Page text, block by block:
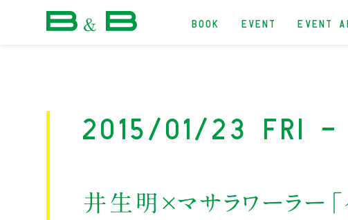
BOOK EVENT EVENT
2015/01/23 Fri -
井生明×マサラワーラー「